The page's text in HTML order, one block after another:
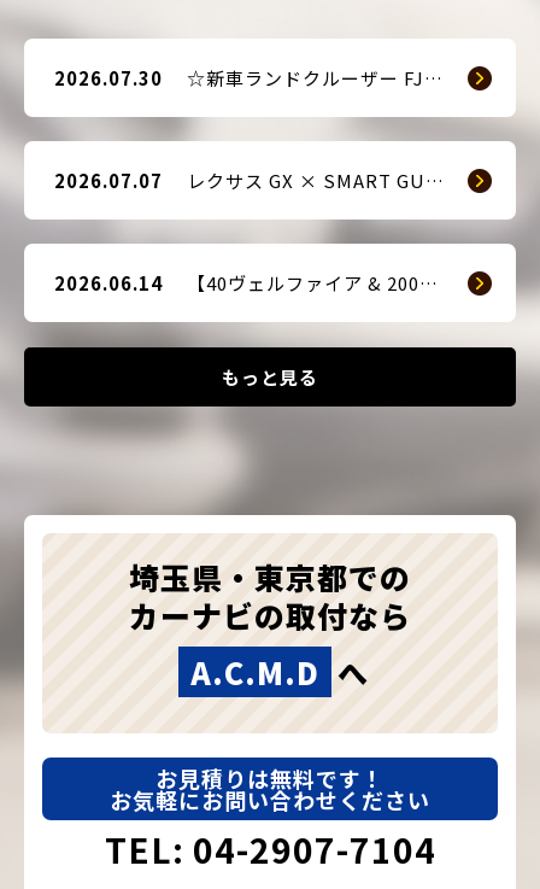
もっと見る
2026.07.30 ☆新車ランドクルーザー FJ（TRJ240） × Argus D1 & 前後ドライブレコーダー取付☆
2026.07.07 レクサス GX × SMART GUARD3 持ち込み取付
2026.06.14 【40ヴェルファイア & 200系ハイエース(9型) 新車2台へ SMART GUARD3取付】
埼玉県・東京都での
カーナビの取付なら
A.C.M.D へ
お見積りは無料です！
お気軽にお問い合わせください
TEL: 04-2907-7104